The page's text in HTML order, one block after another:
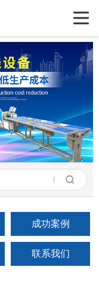
成功案例
联系我们